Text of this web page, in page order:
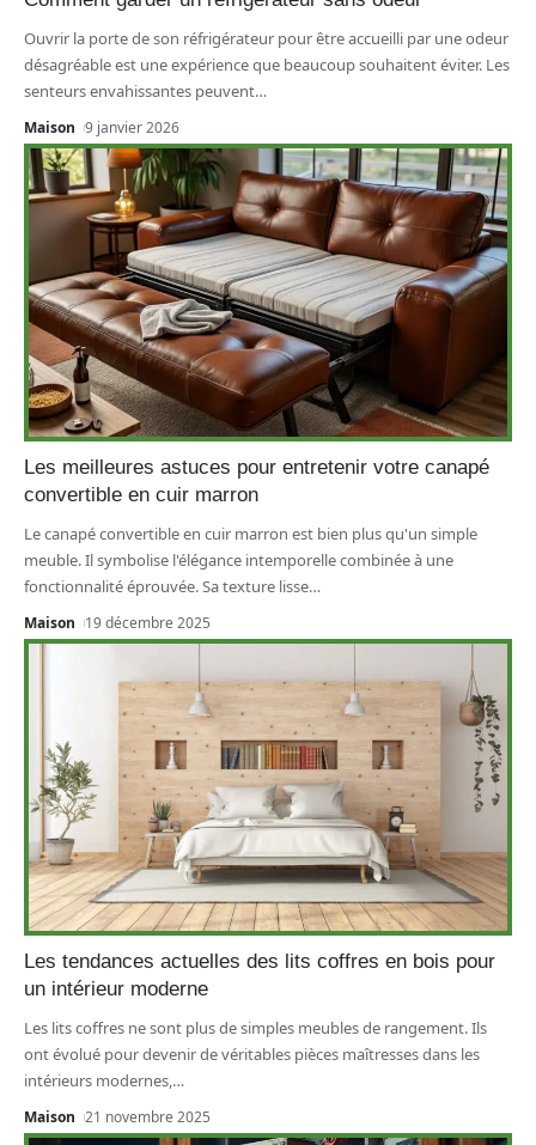
Ouvrir la porte de son réfrigérateur pour être accueilli par une odeur
désagréable est une expérience que beaucoup souhaitent éviter. Les
senteurs envahissantes peuvent…
Maison 9 janvier 2026
Les meilleures astuces pour entretenir votre canapé
convertible en cuir marron
Le canapé convertible en cuir marron est bien plus qu'un simple
meuble. Il symbolise l'élégance intemporelle combinée à une
fonctionnalité éprouvée. Sa texture lisse…
Maison 19 décembre 2025
Les tendances actuelles des lits coffres en bois pour
un intérieur moderne
Les lits coffres ne sont plus de simples meubles de rangement. Ils
ont évolué pour devenir de véritables pièces maîtresses dans les
intérieurs modernes,…
Maison 21 novembre 2025